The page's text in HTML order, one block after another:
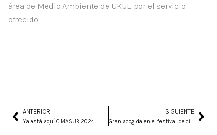
área de Medio Ambiente de UKUE por el servicio
ofrecido.
AntANTERIOR
Ya está aquí CIMASUB 2024
SIGUIENTE
Gran acogida en el festival de cine submarino y la exposición fotográfica de esta edición